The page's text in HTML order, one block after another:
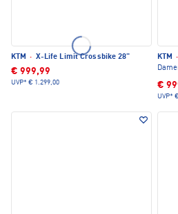
KTM · X-Life Limit Crossbike 28"
€ 999,99
UVP* € 1.299,00
KTM ·
€
UVP*